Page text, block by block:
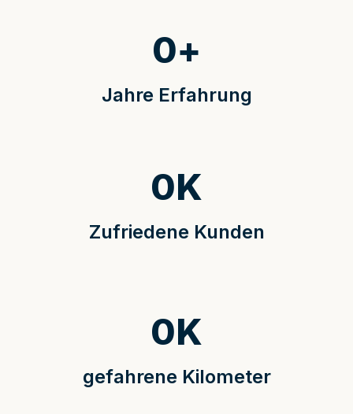
Jahre Erfahrung
0+
Zufriedene Kunden
0K
gefahrene Kilometer
0K